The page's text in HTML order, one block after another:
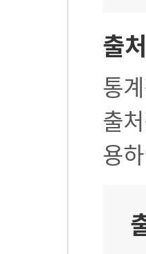
출
통
출
용